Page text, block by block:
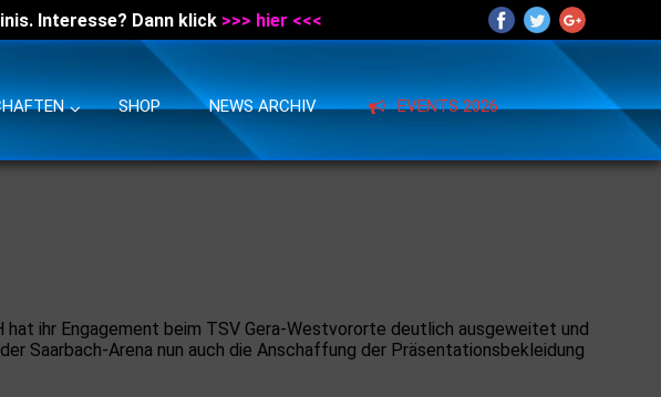
Interesse? Dann klick >>> hier <<<
SHOP NEWS ARCHIV EVENTS 2026
ihr Engagement beim TSV Gera-Westvororte deutlich ausgeweitet und
Saarbach-Arena nun auch die Anschaffung der Präsentationsbekleidung